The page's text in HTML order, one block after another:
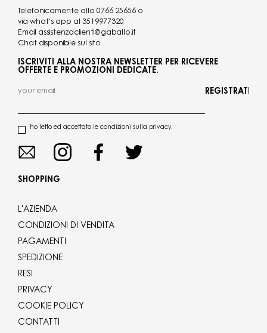
Telefonicamente allo 0766 25656 o
via what's app al 3519977320
Email assistenzaclienti@gaballo.it
Chat disponibile sul sito
ISCRIVITI ALLA NOSTRA NEWSLETTER PER RICEVERE
OFFERTE E PROMOZIONI DEDICATE.
ho letto ed accettato le condizioni sulla privacy.
REGISTRATI
SHOPPING
L'AZIENDA
CONDIZIONI DI VENDITA
PAGAMENTI
SPEDIZIONE
RESI
PRIVACY
COOKIE POLICY
CONTATTI